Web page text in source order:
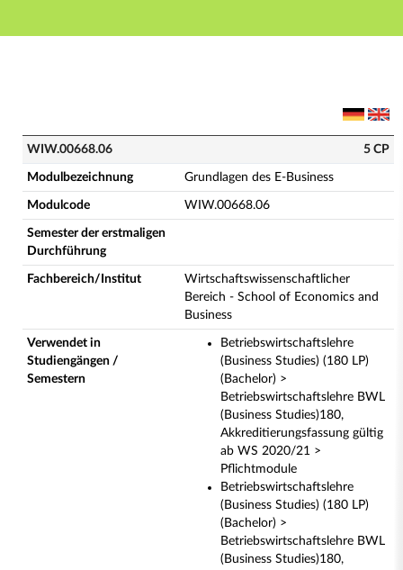
Hauptnavigation
WIW.00668.06 - Grundlagen des E-Business
WIW.00668.06 5 CP
Modulbezeichnung Grundlagen des E-Business
Modulcode WIW.00668.06
Semester der erstmaligen
Durchführung
Fachbereich/Institut
Wirtschaftswissenschaftlicher
Bereich - School of Economics and
Business
Verwendet in
Studiengängen /
Semestern
Betriebswirtschaftslehre
(Business Studies) (180 LP)
(Bachelor) >
Betriebswirtschaftslehre BWL
(Business Studies)180,
Akkreditierungsfassung gültig
ab WS 2020/21 >
Pflichtmodule
Betriebswirtschaftslehre
(Business Studies) (180 LP)
(Bachelor) >
Betriebswirtschaftslehre BWL
(Business Studies)180,